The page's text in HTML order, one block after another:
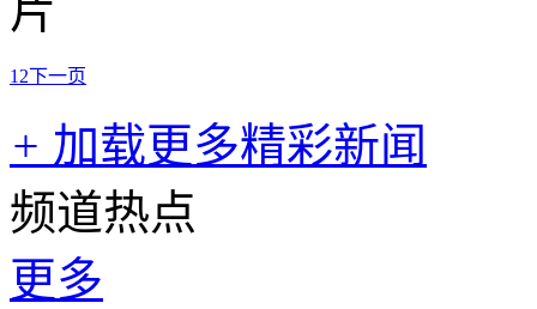
1 2下一页
+ 加载更多精彩新闻
频道热点
更多